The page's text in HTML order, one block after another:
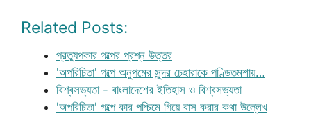
Related Posts:
প্রত্যুপকার গল্পের প্রশ্ন উত্তর
'অপরিচিতা' গল্পে অনুপমের সুন্দর চেহারাকে পণ্ডিতমশায়…
বিশ্বসভ্যতা - বাংলাদেশের ইতিহাস ও বিশ্বসভ্যতা
'অপরিচিতা' গল্পে কার পশ্চিমে গিয়ে বাস করার কথা উল্লেখ